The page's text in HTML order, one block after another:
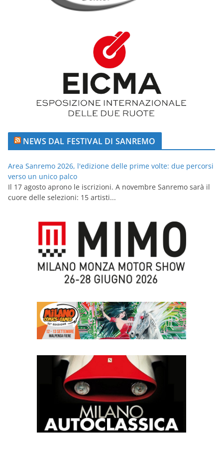
NEWS DAL FESTIVAL DI SANREMO
Area Sanremo 2026, l'edizione delle prime volte: due percorsi
verso un unico palco
Il 17 agosto aprono le iscrizioni. A novembre Sanremo sarà il
cuore delle selezioni: 15 artisti...